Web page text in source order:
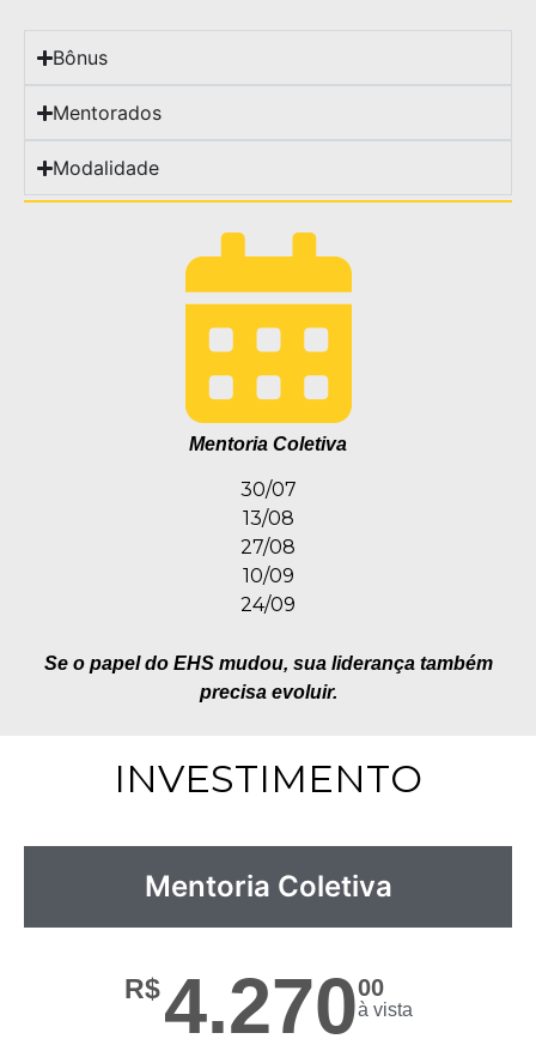
Bônus
Mentorados
Modalidade
Mentoria Coletiva
30/07
13/08
27/08
10/09
24/09
Se o papel do EHS mudou, sua liderança também
precisa evoluir.
INVESTIMENTO
Mentoria Coletiva
R$4.27000
à vista